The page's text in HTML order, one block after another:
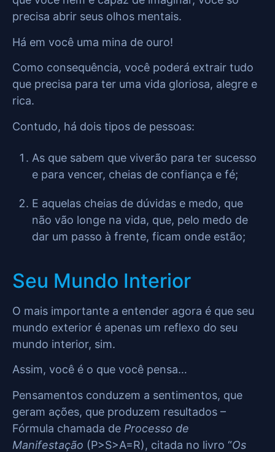
precisa abrir seus olhos mentais.
Há em você uma mina de ouro!
Como consequência, você poderá extrair tudo
que precisa para ter uma vida gloriosa, alegre e
rica.
Contudo, há dois tipos de pessoas:
As que sabem que viverão para ter sucesso
e para vencer, cheias de confiança e fé;
E aquelas cheias de dúvidas e medo, que
não vão longe na vida, que, pelo medo de
dar um passo à frente, ficam onde estão;
Seu Mundo Interior
O mais importante a entender agora é que seu
mundo exterior é apenas um reflexo do seu
mundo interior, sim.
Assim, você é o que você pensa…
Pensamentos conduzem a sentimentos, que
geram ações, que produzem resultados –
Fórmula chamada de Processo de
Manifestação (P>S>A=R), citada no livro “Os